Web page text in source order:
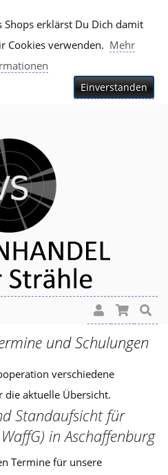
erklärst Du Dich damit
Cookies verwenden. Mehr
Einverstanden
und Schulungen
verschiedene
die aktuelle Übersicht.
Standaufsicht für
in Aschaffenburg
Termine für unsere